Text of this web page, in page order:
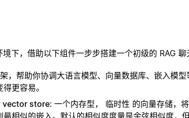
下，借助以下组件一步步搭建一个初级的 RAG 聊
，帮助你协调大语言模型、向量数据库、嵌入模
更容易。
vector store: 一个内存型， 临时性 的向量存储，
最相似的嵌入。默认的相似度度量是余弦相似度，